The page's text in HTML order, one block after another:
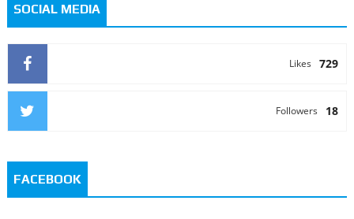
SOCIAL MEDIA
729
Likes
18
Followers
FACEBOOK